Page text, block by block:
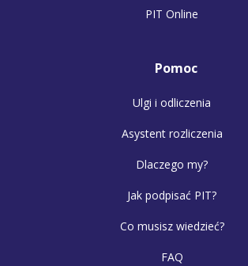
PIT Online
Pomoc
Ulgi i odliczenia
Asystent rozliczenia
Dlaczego my?
Jak podpisać PIT?
Co musisz wiedzieć?
FAQ